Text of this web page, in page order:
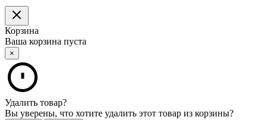
Корзина
Ваша корзина пуста
×
Удалить товар?
Вы уверены, что хотите удалить этот товар из корзины?